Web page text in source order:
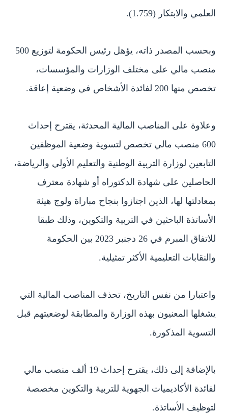
العلمي والابتكار (1.759).
وبحسب المصدر ذاته، يؤهل رئيس الحكومة لتوزيع 500
منصب مالي على مختلف الوزارات والمؤسسات،
تخصص منها 200 لفائدة الأشخاص في وضعية إعاقة.
وعلاوة على المناصب المالية المحدثة، يقترح إحداث
600 منصب مالي تخصص لتسوية وضعية الموظفين
التابعين لوزارة التربية الوطنية والتعليم الأولي والرياضة،
الحاصلين على شهادة الدكتوراه أو شهادة معترف
بمعادلتها لها، الذين اجتازوا بنجاح مباراة ولوج هيئة
الأساتذة الباحثين في التربية والتكوين، وذلك طبقا
للاتفاق المبرم في 26 دجنبر 2023 بين الحكومة
والنقابات التعليمية الأكثر تمثيلية.
واعتبارا من نفس التاريخ، تحذف المناصب المالية التي
يشغلها المعنيون بهذه الوزارة والمطابقة لوضعيتهم قبل
التسوية المذكورة.
بالإضافة إلى ذلك، يقترح إحداث 19 ألف منصب مالي
لفائدة الأكاديميات الجهوية للتربية والتكوين مخصصة
لتوظيف الأساتذة.